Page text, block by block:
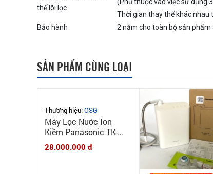
thế lõi lọc
Thời gian thay thế khác nhau
Bảo hành
2 năm cho toàn bộ sản
SẢN PHẨM CÙNG LOẠI
Thương hiệu:OSG
Máy Lọc Nước Ion
Kiềm Panasonic TK-
HS92 [MỚI 100%] Made
in Japan 7 tấm điện
28.000.000 đ